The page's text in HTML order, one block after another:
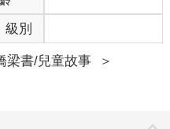
級別
梁書/兒童故事
＞